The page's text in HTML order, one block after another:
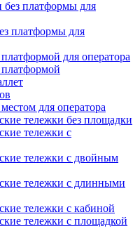
платформы для
для оператора
для оператора
тележки без площадки
тележки с
тележки с двойным
тележки с длинными
тележки с кабиной
тележки с площадкой